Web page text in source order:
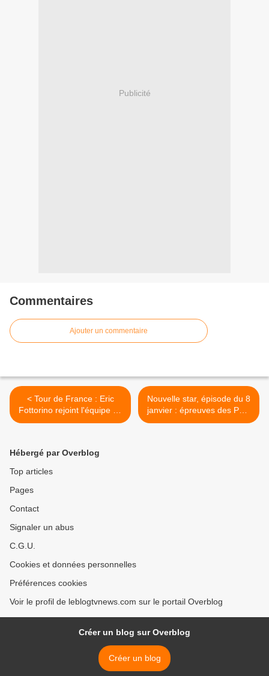
Publicité
Commentaires
Ajouter un commentaire
< Tour de France : Eric
Fottorino rejoint l'équipe de
consultants de France
Nouvelle star, épisode du 8
janvier : épreuves des PBO
et de la dernière chance. >
Hébergé par Overblog
Top articles
Pages
Contact
Signaler un abus
C.G.U.
Cookies et données personnelles
Préférences cookies
Voir le profil de leblogtvnews.com sur le portail Overblog
Créer un blog sur Overblog
Créer un blog